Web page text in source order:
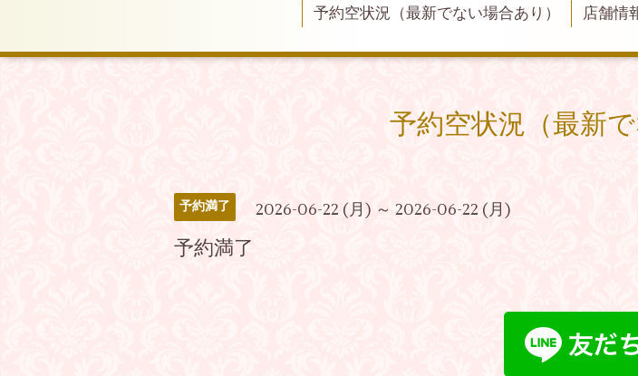
予約空状況（最新でない場合あり）
店舗情
予約空状況（最新
予約満了 2026-06-22 (月) ～ 2026-06-22 (月)
予約満了